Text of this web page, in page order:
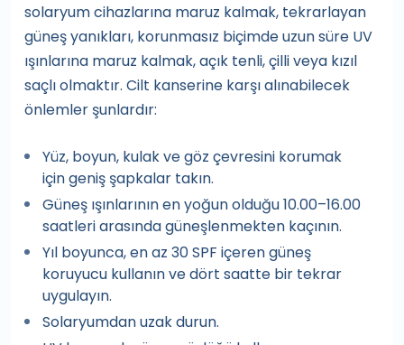
solaryum cihazlarına maruz kalmak, tekrarlayan
güneş yanıkları, korunmasız biçimde uzun süre UV
ışınlarına maruz kalmak, açık tenli, çilli veya kızıl
saçlı olmaktır. Cilt kanserine karşı alınabilecek
önlemler şunlardır:
Yüz, boyun, kulak ve göz çevresini korumak
için geniş şapkalar takın.
Güneş ışınlarının en yoğun olduğu 10.00–16.00
saatleri arasında güneşlenmekten kaçının.
Yıl boyunca, en az 30 SPF içeren güneş
koruyucu kullanın ve dört saatte bir tekrar
uygulayın.
Solaryumdan uzak durun.